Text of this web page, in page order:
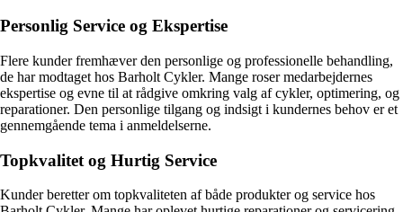
Personlig Service og Ekspertise
Flere kunder fremhæver den personlige og professionelle behandling,
de har modtaget hos Barholt Cykler. Mange roser medarbejdernes
ekspertise og evne til at rådgive omkring valg af cykler, optimering, og
reparationer. Den personlige tilgang og indsigt i kundernes behov er et
gennemgående tema i anmeldelserne.
Topkvalitet og Hurtig Service
Kunder beretter om topkvaliteten af både produkter og service hos